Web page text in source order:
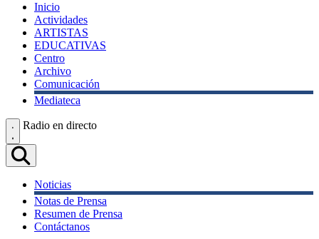
Inicio
Actividades
ARTISTAS
EDUCATIVAS
Centro
Archivo
Comunicación
Mediateca
Radio en directo
Noticias
Notas de Prensa
Resumen de Prensa
Contáctanos